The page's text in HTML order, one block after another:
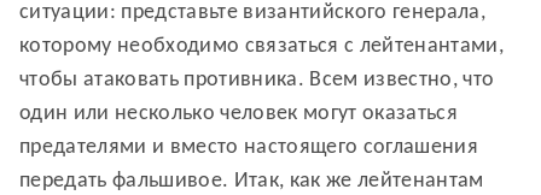
ситуации: представьте византийского генерала,
которому необходимо связаться с лейтенантами,
чтобы атаковать противника. Всем известно, что
один или несколько человек могут оказаться
предателями и вместо настоящего соглашения
передать фальшивое. Итак, как же лейтенантам